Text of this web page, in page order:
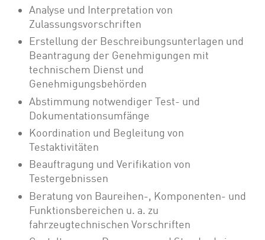
Analyse und Interpretation von
Zulassungsvorschriften
Erstellung der Beschreibungsunterlagen und
Beantragung der Genehmigungen mit
technischem Dienst und
Genehmigungsbehörden
Abstimmung notwendiger Test- und
Dokumentationsumfänge
Koordination und Begleitung von
Testaktivitäten
Beauftragung und Verifikation von
Testergebnissen
Beratung von Baureihen-, Komponenten- und
Funktionsbereichen u. a. zu
fahrzeugtechnischen Vorschriften